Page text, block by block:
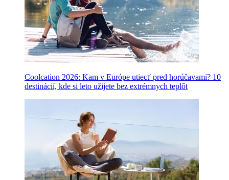
Coolcation 2026: Kam v Európe utiecť pred horúčavami? 10
destinácií, kde si leto užijete bez extrémnych teplôt